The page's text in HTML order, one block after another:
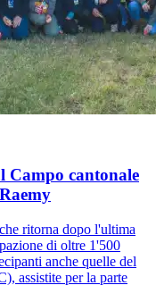
Campo cantonale
ritorna dopo l'ultima
di oltre 1'500
anche quelle del
assistite per la parte